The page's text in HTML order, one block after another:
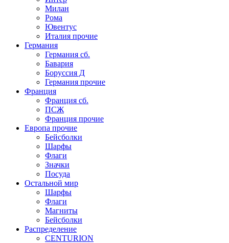
Милан
Рома
Ювентус
Италия прочие
Германия
Германия сб.
Бавария
Боруссия Д
Германия прочие
Франция
Франция сб.
ПСЖ
Франция прочие
Европа прочие
Бейсболки
Шарфы
Флаги
Значки
Посуда
Остальной мир
Шарфы
Флаги
Магниты
Бейсболки
Распределение
CENTURION